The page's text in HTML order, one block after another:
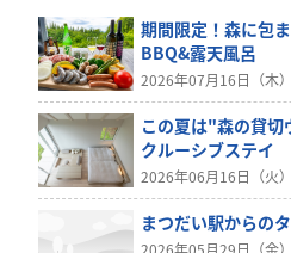
期間限定！森に包
BBQ&露天風呂
2026年07月16日（木）
この夏は"森の貸
クルーシブステイ
2026年06月16日（火）
まつだい駅からの
2026年05月29日（金）